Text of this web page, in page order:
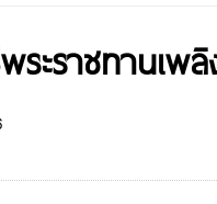
ระราชทานเ